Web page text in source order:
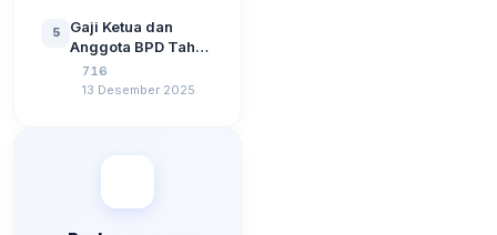
Berdasarkan UU No
3 Tahun 2024
5
Gaji Ketua dan
Anggota BPD Tahun
2026, Berapa
Besarannya? Ada
716
13 Desember 2025